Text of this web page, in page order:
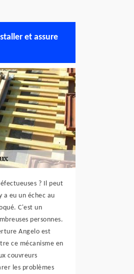
et assure
? Il peut
a eu un échec au
C'est un
personnes.
Angelo est
ce mécanisme en
couvreurs
les problèmes